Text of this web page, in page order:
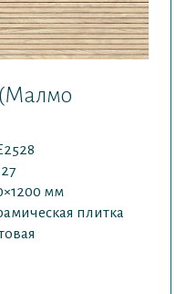
(Малмо
мм
плитка